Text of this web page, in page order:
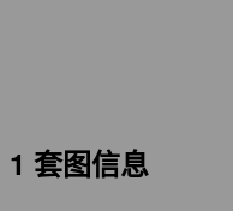
1 套图信息